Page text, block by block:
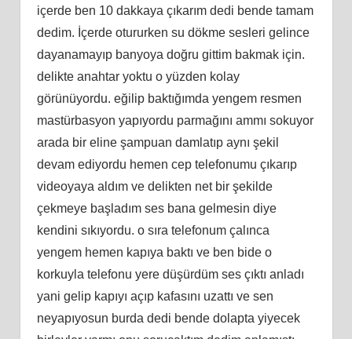
içerde ben 10 dakkaya çıkarım dedi bende tamam
dedim. İçerde otururken su dökme sesleri gelince
dayanamayıp banyoya doğru gittim bakmak için.
delikte anahtar yoktu o yüzden kolay
görünüyordu. eğilip baktığımda yengem resmen
mastürbasyon yapıyordu parmağını ammı sokuyor
arada bir eline şampuan damlatıp aynı şekil
devam ediyordu hemen cep telefonumu çıkarıp
videoyaya aldım ve delikten net bir şekilde
çekmeye başladım ses bana gelmesin diye
kendini sıkıyordu. o sıra telefonum çalınca
yengem hemen kapıya baktı ve ben bide o
korkuyla telefonu yere düşürdüm ses çıktı anladı
yani gelip kapıyı açıp kafasını uzattı ve sen
neyapıyosun burda dedi bende dolapta yiyecek